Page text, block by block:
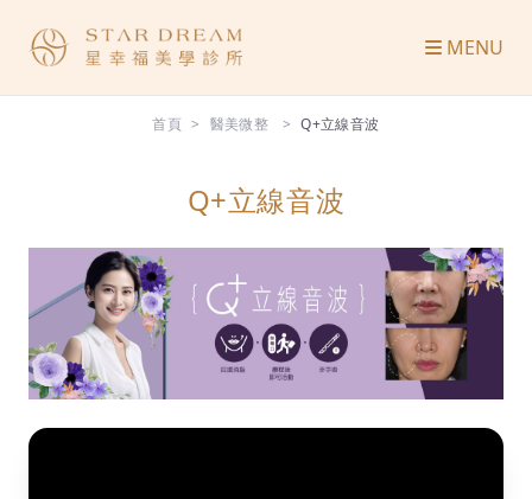
MENU
首頁 醫美微整 Q+立線音波
Q+立線音波